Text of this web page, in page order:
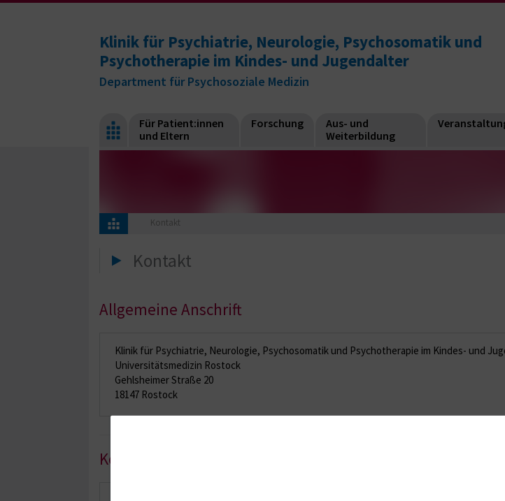
Klinik für Psychiatrie, Neurologie, Psychosomatik und
Psychotherapie im Kindes- und Jugendalter
Department für Psychosoziale Medizin
Für Patient:innen
und Eltern
Forschung
Aus- und
Weiterbildung
Kontakt
Kontakt
Allgemeine Anschrift
Klinik für Psychiatrie, Neurologie, Psychosomatik und Psychotherapie im Kindes- und
Universitätsmedizin Rostock
Gehlsheimer Straße 20
18147 Rostock
Kontakt